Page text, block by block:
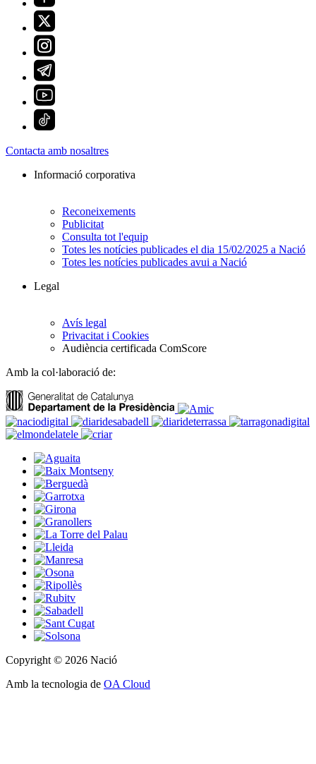
Contacta amb nosaltres
Informació corporativa
Reconeixements
Publicitat
Consulta tot l'equip
Totes les notícies publicades el dia 15/02/2025 a Nació
Totes les notícies publicades avui a Nació
Legal
Avís legal
Privacitat i Cookies
Audiència certificada ComScore
Amb la col·laboració de:
Copyright © 2026 Nació
Amb la tecnologia de OA Cloud